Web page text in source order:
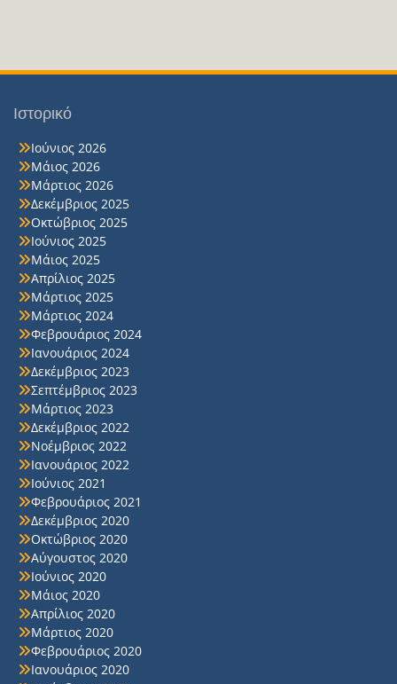
Ιστορικό
Ιούνιος 2026
Μάιος 2026
Μάρτιος 2026
Δεκέμβριος 2025
Οκτώβριος 2025
Ιούνιος 2025
Μάιος 2025
Απρίλιος 2025
Μάρτιος 2025
Μάρτιος 2024
Φεβρουάριος 2024
Ιανουάριος 2024
Δεκέμβριος 2023
Σεπτέμβριος 2023
Μάρτιος 2023
Δεκέμβριος 2022
Νοέμβριος 2022
Ιανουάριος 2022
Ιούνιος 2021
Φεβρουάριος 2021
Δεκέμβριος 2020
Οκτώβριος 2020
Αύγουστος 2020
Ιούνιος 2020
Μάιος 2020
Απρίλιος 2020
Μάρτιος 2020
Φεβρουάριος 2020
Ιανουάριος 2020